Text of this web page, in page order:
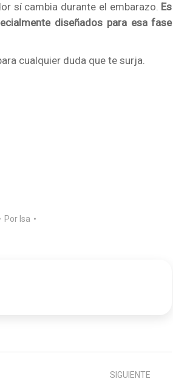
sí cambia durante el embarazo. Es
diseñados para esa fase
cualquier duda que te surja.
Por Isa
SIGUIENTE